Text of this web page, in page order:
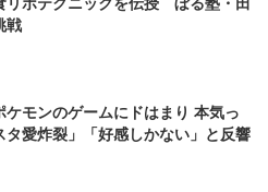
戦
ケモンのゲームにドはまり 本気っ
タ愛炸裂」「好感しかない」と反響